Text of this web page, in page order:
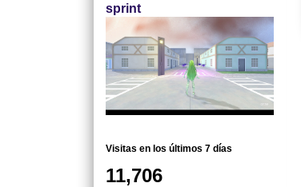
sprint
Visitas en los últimos 7 días
11,706